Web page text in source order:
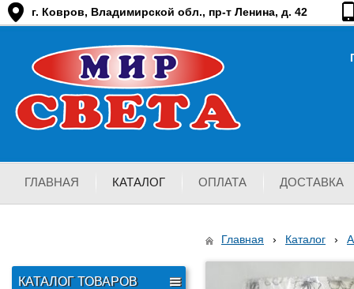
г. Ковров, Владимирской обл., пр-т Ленина, д. 42
ГЛАВНАЯ КАТАЛОГ ОПЛАТА ДОСТАВКА
КАТАЛОГ ТОВАРОВ
Главная › Каталог ›